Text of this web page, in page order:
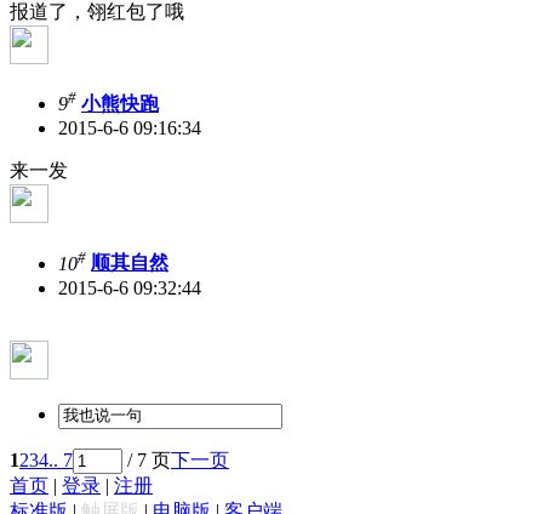
报道了，翎红包了哦
9# 小熊快跑
2015-6-6 09:16:34
来一发
10# 顺其自然
2015-6-6 09:32:44
1234.. 7 / 7 页下一页
首页 | 登录 | 注册